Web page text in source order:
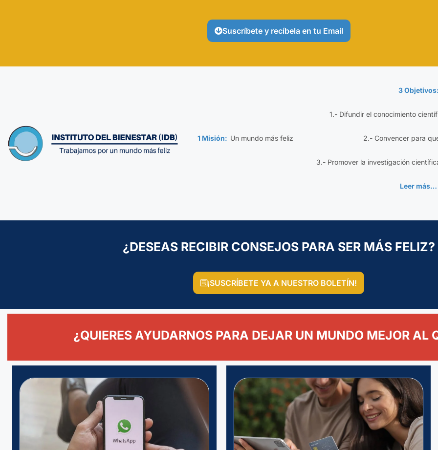
Suscríbete y recíbela en tu Email
1 Misión: Un mundo más feliz
3
1.- Difundir el conocimiento
2.- Convencer para
3.- Promover la investigación
Leer más…
¿DESEAS RECIBIR CONSEJOS PARA SER MÁS FELIZ?
¡SUSCRÍBETE YA A NUESTRO BOLETÍN!
¿QUIERES AYUDARNOS PARA DEJAR UN MUNDO MEJOR AL